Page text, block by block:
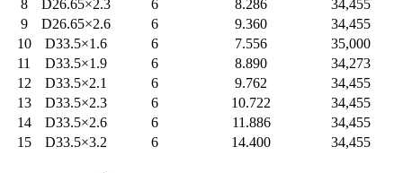
8
D26.65×2.3 6 8.286
34,455
9
D26.65×2.6 6 9.360
34,455
10
D33.5×1.6 6 7.556
35,000
11
D33.5×1.9 6 8.890
34,273
12
D33.5×2.1 6 9.762
34,455
13
D33.5×2.3 6 10.722
34,455
14
D33.5×2.6 6 11.886
34,455
15
D33.5×3.2 6 14.400 34,455